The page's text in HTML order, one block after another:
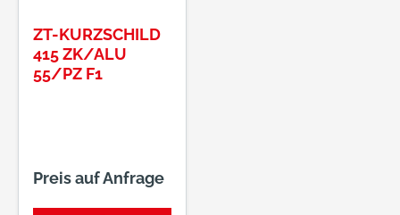
ZT-KURZSCHILD
415 ZK/ALU
55/PZ F1
Preis auf Anfrage